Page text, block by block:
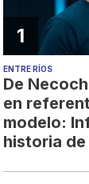
1
ENTRE RÍOS
De
en
modelo:
historia de